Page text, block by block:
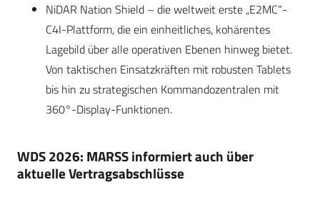
NiDAR Nation Shield – die weltweit erste „E2MC“-
C4I-Plattform, die ein einheitliches, kohärentes
Lagebild über alle operativen Ebenen hinweg bietet.
Von taktischen Einsatzkräften mit robusten Tablets
bis hin zu strategischen Kommandozentralen mit
360°-Display-Funktionen.
WDS 2026: MARSS informiert auch über
aktuelle Vertragsabschlüsse